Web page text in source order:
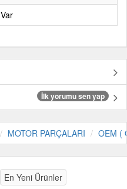
Var
İlk yorumu sen yap
MOTOR PARÇALARI OEM (
En Yeni Ürünler